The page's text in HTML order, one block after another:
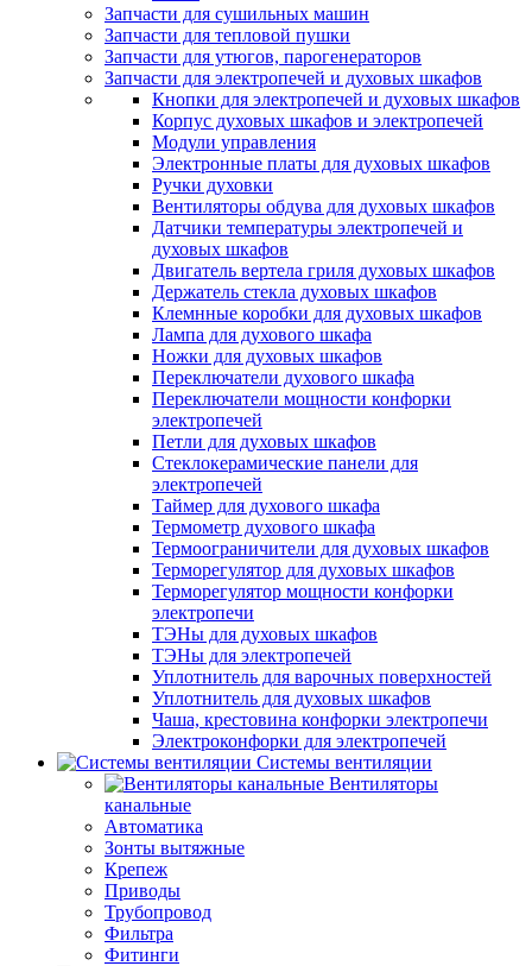
Запчасти для сушильных машин
Запчасти для тепловой пушки
Запчасти для утюгов, парогенераторов
Запчасти для электропечей и духовых шкафов
Кнопки для электропечей и духовых шкафов
Корпус духовых шкафов и электропечей
Модули управления
Электронные платы для духовых шкафов
Ручки духовки
Вентиляторы обдува для духовых шкафов
Датчики температуры электропечей и
духовых шкафов
Двигатель вертела гриля духовых шкафов
Держатель стекла духовых шкафов
Клемнные коробки для духовых шкафов
Лампа для духового шкафа
Ножки для духовых шкафов
Переключатели духового шкафа
Переключатели мощности конфорки
электропечей
Петли для духовых шкафов
Стеклокерамические панели для
электропечей
Таймер для духового шкафа
Термометр духового шкафа
Термоограничители для духовых шкафов
Терморегулятор для духовых шкафов
Терморегулятор мощности конфорки
электропечи
ТЭНы для духовых шкафов
ТЭНы для электропечей
Уплотнитель для варочных поверхностей
Уплотнитель для духовых шкафов
Чаша, крестовина конфорки электропечи
Электроконфорки для электропечей
Системы вентиляции
Вентиляторы
канальные
Автоматика
Зонты вытяжные
Крепеж
Приводы
Трубопровод
Фильтра
Фитинги